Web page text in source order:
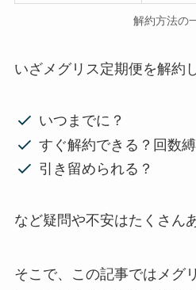
解約方法の
いざメグリス定期便を解約
いつまでに？
すぐ解約できる？回数
引き留められる？
など疑問や不安はたくさん
そこで、この記事ではメグ